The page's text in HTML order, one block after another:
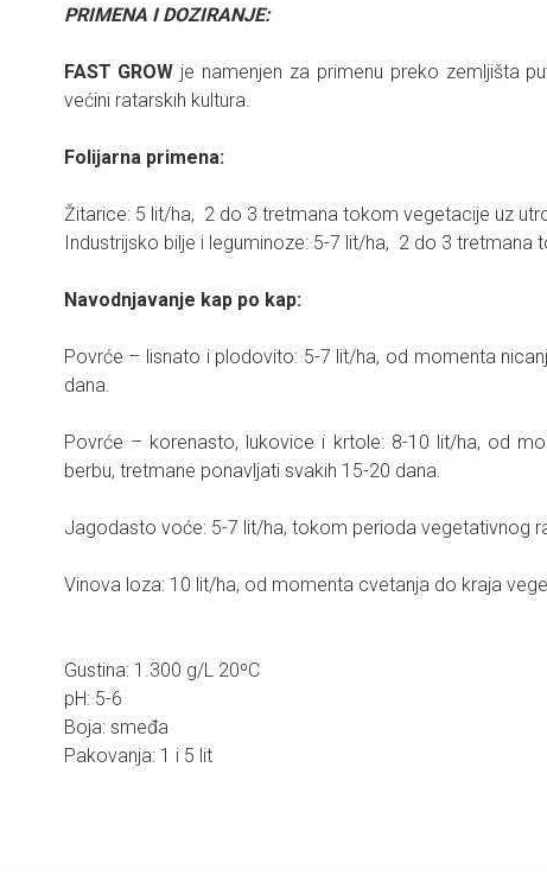
PRIMENA I DOZIRANJE:
FAST GROW je namenjen za primenu preko zemljišta
većini ratarskih kultura.
Folijarna primena:
Žitarice: 5 lit/ha, 2 do 3 tretmana tokom vegetacije uz
Industrijsko bilje i leguminoze: 5-7 lit/ha, 2 do 3
Navodnjavanje kap po kap:
Povrće – lisnato i plodovito: 5-7 lit/ha, od momenta
dana.
Povrće – korenasto, lukovice i krtole: 8-10 lit/ha, od
berbu, tretmane ponavljati svakih 15-20 dana.
Jagodasto voće: 5-7 lit/ha, tokom perioda vegetativnog
Vinova loza: 10 lit/ha, od momenta cvetanja do kraja
Gustina: 1.300 g/L 20ºC
pH: 5-6
Boja: smeđa
Pakovanja: 1 i 5 lit